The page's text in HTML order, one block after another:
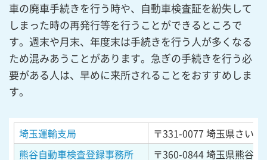
車の廃車手続きを行う時や、自動車検査証を紛失して
しまった時の再発行等を行うことができるところで
す。週末や月末、年度末は手続きを行う人が多くなる
ため混みあうことがあります。急ぎの手続きを行う必
要がある人は、早めに来所されることをおすすめしま
す。
埼玉運輸支局 〒331-0077埼玉県さい
熊谷自動車検査登録事務所
〒360-0844埼玉県熊谷